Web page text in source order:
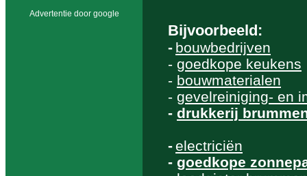
Advertentie door google
Bijvoorbeeld:
- bouwbedrijven
- goedkope keukens
- bouwmaterialen
- gevelreiniging- en
- drukkerij
- electriciën
- goedkope